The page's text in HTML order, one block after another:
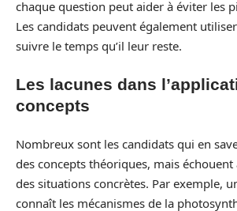
chaque question peut aider à éviter les
Les candidats peuvent également
suivre le temps qu’il leur reste.
Les lacunes dans
concepts
Nombreux sont les candidats qui en
des concepts théoriques, mais
des situations concrètes. Par exemple,
connaît les mécanismes de la